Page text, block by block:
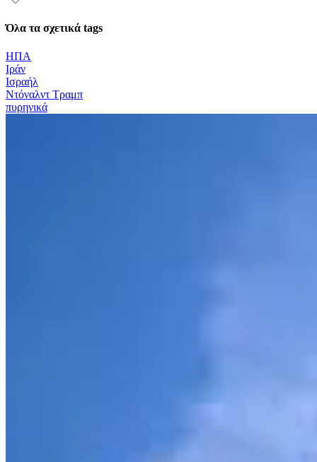
Όλα τα σχετικά tags
ΗΠΑ
Ιράν
Ισραήλ
Ντόναλντ Τραμπ
πυρηνικά